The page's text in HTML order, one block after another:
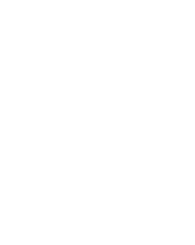
livello
livello